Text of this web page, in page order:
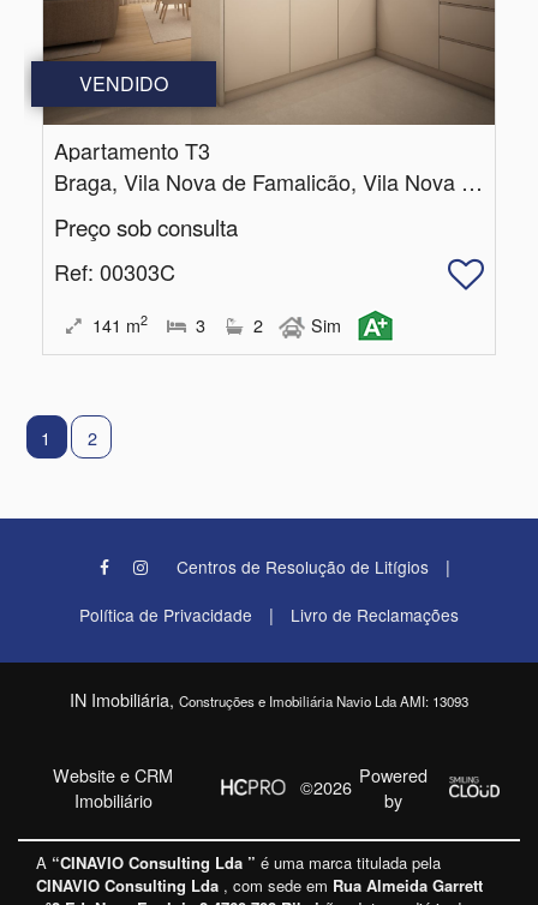
VENDIDO
Apartamento T3
Braga, Vila Nova de Famalicão, Vila Nova de Famalicão e Calendário
Preço sob consulta
Ref: 00303C
141 m2 3 2 Sim
1 2
Centros de Resolução de Litígios |
Política de Privacidade | Livro de Reclamações
IN Imobiliária, Construções e Imobiliária Navio Lda AMI: 13093
Website e CRM
Imobiliário
©2026 Powered
by
A “CINAVIO Consulting Lda ” é uma marca titulada pela
CINAVIO Consulting Lda , com sede em Rua Almeida Garrett